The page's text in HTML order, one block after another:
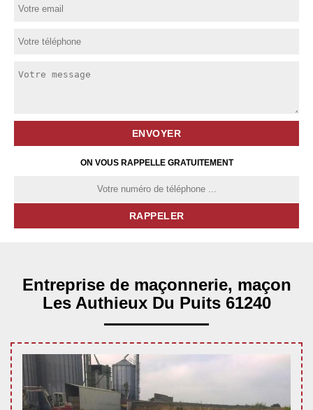
ON VOUS RAPPELLE GRATUITEMENT
Entreprise de maçonnerie, maçon
Les Authieux Du Puits 61240